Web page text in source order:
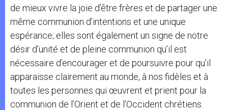
de mieux vivre la joie d’être frères et de partager une
même communion d’intentions et une unique
espérance; elles sont également un signe de notre
désir d’unité et de pleine communion qu’il est
nécessaire d’encourager et de poursuivre pour qu’il
apparaisse clairement au monde, à nos fidèles et à
toutes les personnes qui œuvrent et prient pour la
communion de l’Orient et de l’Occident chrétiens.